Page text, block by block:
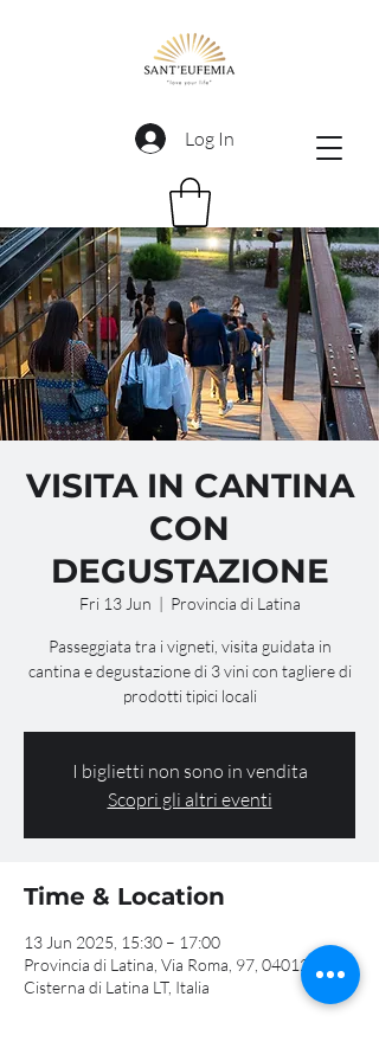
Log In
VISITA IN CANTINA
CON
DEGUSTAZIONE
Fri 13 Jun
  |
Provincia di Latina
Passeggiata tra i vigneti, visita guidata in
cantina e degustazione di 3 vini con tagliere di
prodotti tipici locali
I biglietti non sono in vendita
Scopri gli altri eventi
Time & Location
13 Jun 2025, 15:30 – 17:00
Provincia di Latina, Via Roma, 97, 04012
Cisterna di Latina LT, Italia